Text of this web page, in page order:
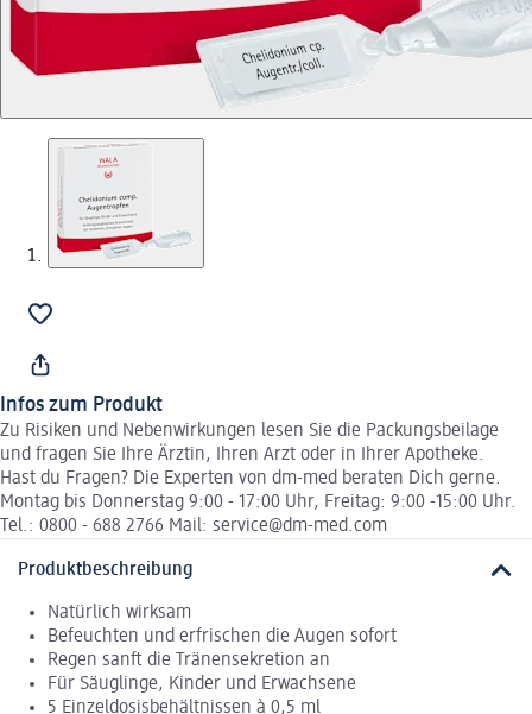
Infos zum Produkt
Zu Risiken und Nebenwirkungen lesen Sie die Packungsbeilage
und fragen Sie Ihre Ärztin, Ihren Arzt oder in Ihrer Apotheke.
Hast du Fragen? Die Experten von dm-med beraten Dich gerne.
Montag bis Donnerstag 9:00 - 17:00 Uhr, Freitag: 9:00 -15:00 Uhr.
Tel.: 0800 - 688 2766 Mail: service@dm-med.com
Produktbeschreibung
Natürlich wirksam
Befeuchten und erfrischen die Augen sofort
Regen sanft die Tränensekretion an
Für Säuglinge, Kinder und Erwachsene
5 Einzeldosisbehältnissen à 0,5 ml